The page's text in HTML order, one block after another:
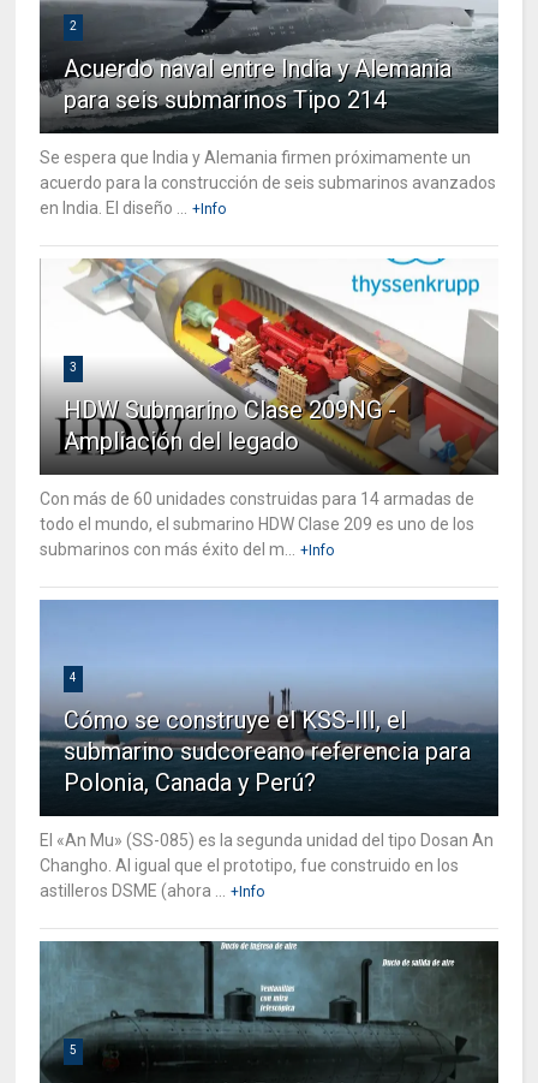
2
Acuerdo naval entre India y Alemania
para seis submarinos Tipo 214
Se espera que India y Alemania firmen próximamente un
acuerdo para la construcción de seis submarinos avanzados
en India. El diseño ...
+Info
3
HDW Submarino Clase 209NG -
Ampliación del legado
Con más de 60 unidades construidas para 14 armadas de
todo el mundo, el submarino HDW Clase 209 es uno de los
submarinos con más éxito del m...
+Info
4
Cómo se construye el KSS-III, el
submarino sudcoreano referencia para
Polonia, Canada y Perú?
El «An Mu» (SS-085) es la segunda unidad del tipo Dosan An
Changho. Al igual que el prototipo, fue construido en los
astilleros DSME (ahora ...
+Info
5